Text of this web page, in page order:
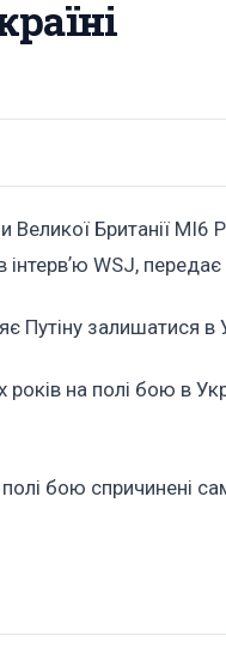
Великої Британії
інтервʼю WSJ, передає
залишатися в
на полі бою в
бою спричинені